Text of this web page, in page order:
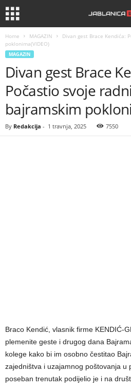
Home MAGAZIN
Divan gest Brace Kendića:
poklonima(VIDEO)
MAGAZIN
Divan gest Brace
Počastio svoje
bajramskim
By Redakcija - 1 travnja, 2025 7550
Braco Kendić, vlasnik firme KENDIĆ-
plemenite geste i drugog dana
kolege kako bi im osobno čestitao
zajedništva i uzajamnog poštovanja u
poseban trenutak podijelio je i na